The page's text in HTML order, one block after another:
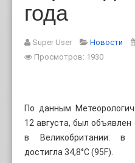
года
Super User Новости
Просмотров: 1930
По данным
12 августа, был
в Великобритании: в
достигла 34,8°C (95F).